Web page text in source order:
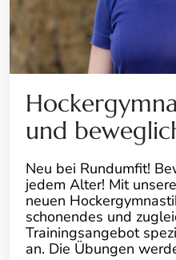
und
Neu bei Rundumfit!
jedem Alter! Mit
neuen
schonendes und
Trainingsangebot
an. Die Übungen